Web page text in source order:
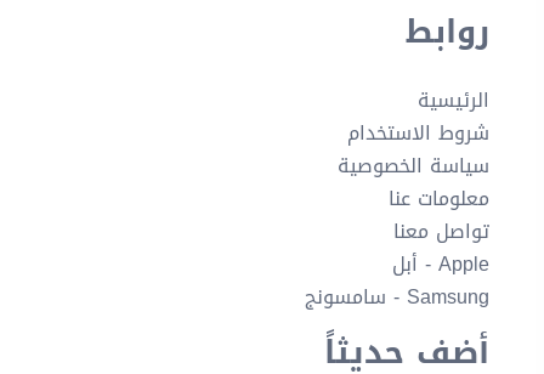
روابط
الرئيسية
شروط الاستخدام
سياسة الخصوصية
معلومات عنا
تواصل معنا
Apple - أبل
Samsung - سامسونج
أضف حديثاً